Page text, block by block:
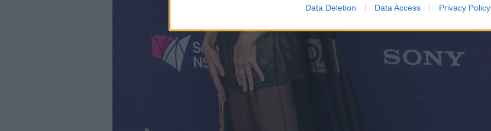
Data Deletion Data Access Privacy Policy